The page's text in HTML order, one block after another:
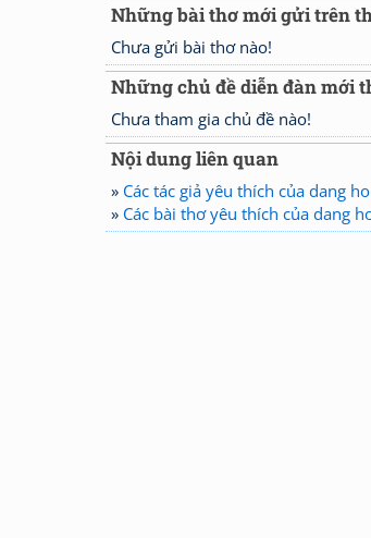
Những bài thơ mới gửi trên
Chưa gửi bài thơ nào!
Những chủ đề diễn đàn mới
Chưa tham gia chủ đề nào!
Nội dung liên quan
» Các tác giả yêu thích của dang
» Các bài thơ yêu thích của dang